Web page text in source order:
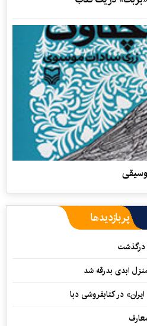
پربازدیدها
درگذشت
ابدی بدرقه شد
در کتابفروشی دبا